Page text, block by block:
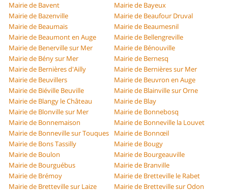
Mairie de Bavent
Mairie de Bayeux
Mairie de Bazenville
Mairie de Beaufour Druval
Mairie de Beaumais
Mairie de Beaumesnil
Mairie de Beaumont en Auge
Mairie de Bellengreville
Mairie de Benerville sur Mer
Mairie de Bénouville
Mairie de Bény sur Mer
Mairie de Bernesq
Mairie de Bernières d'Ailly
Mairie de Bernières sur Mer
Mairie de Beuvillers
Mairie de Beuvron en Auge
Mairie de Biéville Beuville
Mairie de Blainville sur Orne
Mairie de Blangy le Château
Mairie de Blay
Mairie de Blonville sur Mer
Mairie de Bonnebosq
Mairie de Bonnemaison
Mairie de Bonneville la Louvet
Mairie de Bonneville sur Touques
Mairie de Bonnœil
Mairie de Bons Tassilly
Mairie de Bougy
Mairie de Boulon
Mairie de Bourgeauville
Mairie de Bourguébus
Mairie de Branville
Mairie de Brémoy
Mairie de Bretteville le Rabet
Mairie de Bretteville sur Laize
Mairie de Bretteville sur Odon